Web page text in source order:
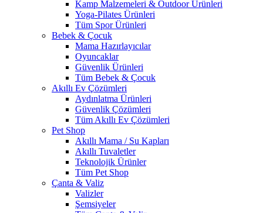
Kamp Malzemeleri & Outdoor Ürünleri
Yoga-Pilates Ürünleri
Tüm Spor Ürünleri
Bebek & Çocuk
Mama Hazırlayıcılar
Oyuncaklar
Güvenlik Ürünleri
Tüm Bebek & Çocuk
Akıllı Ev Çözümleri
Aydınlatma Ürünleri
Güvenlik Çözümleri
Tüm Akıllı Ev Çözümleri
Pet Shop
Akıllı Mama / Su Kapları
Akıllı Tuvaletler
Teknolojik Ürünler
Tüm Pet Shop
Çanta & Valiz
Valizler
Şemsiyeler